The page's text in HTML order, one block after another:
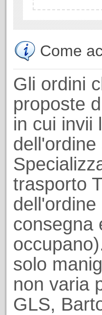
Come
Gli ordini
proposte
in cui invii
trasporto
consegna
solo
non varia
GLS,